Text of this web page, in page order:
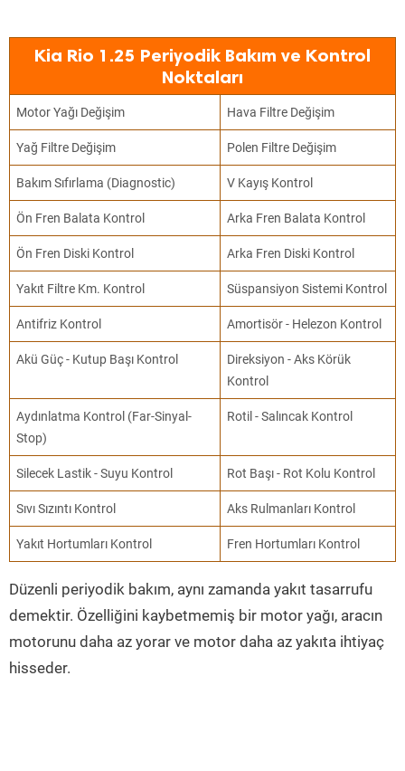
Kia Rio 1.25 Periyodik Bakım ve Kontrol
Noktaları
Motor Yağı Değişim Hava Filtre Değişim
Yağ Filtre Değişim Polen Filtre Değişim
Bakım Sıfırlama (Diagnostic) V Kayış Kontrol
Ön Fren Balata Kontrol Arka Fren Balata Kontrol
Ön Fren Diski Kontrol Arka Fren Diski Kontrol
Yakıt Filtre Km. Kontrol Süspansiyon Sistemi Kontrol
Antifriz Kontrol Amortisör - Helezon Kontrol
Akü Güç - Kutup Başı Kontrol
Direksiyon - Aks Körük
Kontrol
Aydınlatma Kontrol (Far-Sinyal-
Stop)
Rotil - Salıncak Kontrol
Silecek Lastik - Suyu Kontrol Rot Başı - Rot Kolu Kontrol
Sıvı Sızıntı Kontrol Aks Rulmanları Kontrol
Yakıt Hortumları Kontrol Fren Hortumları Kontrol
Düzenli periyodik bakım, aynı zamanda yakıt tasarrufu
demektir. Özelliğini kaybetmemiş bir motor yağı, aracın
motorunu daha az yorar ve motor daha az yakıta ihtiyaç
hisseder.